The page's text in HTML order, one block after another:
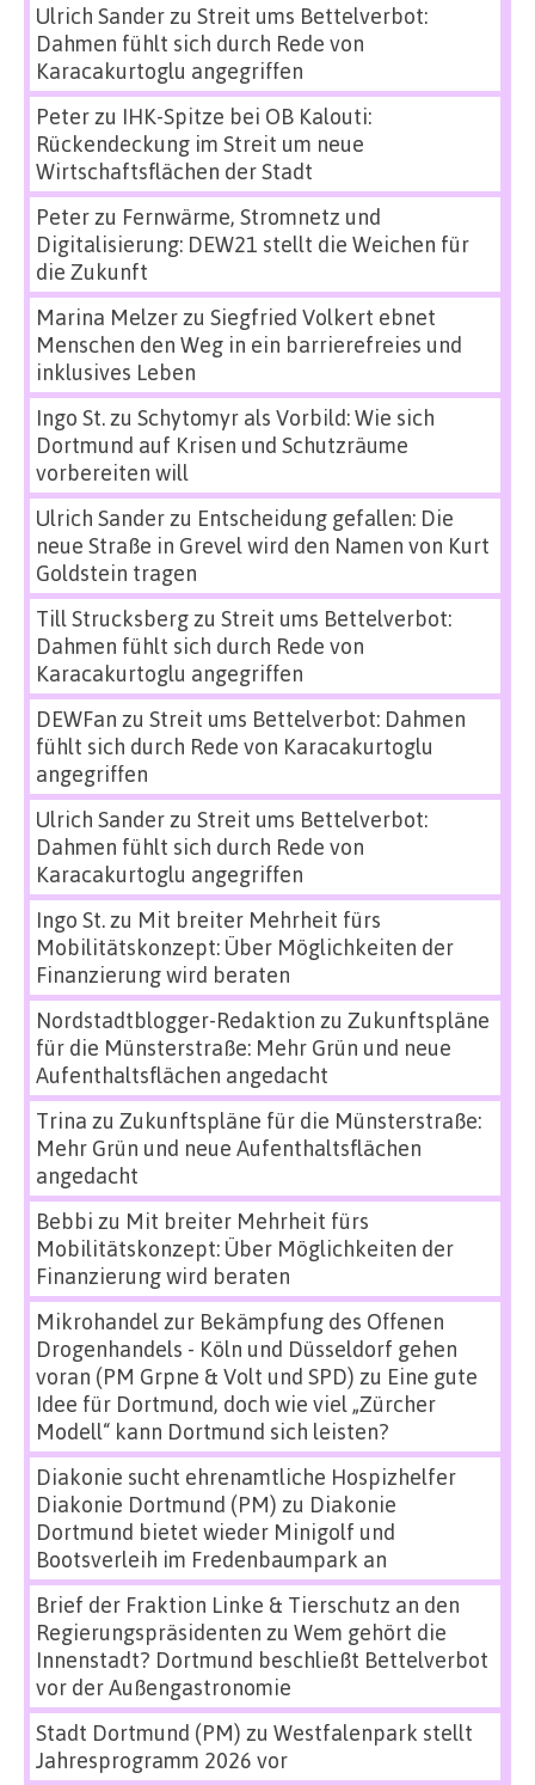
Ulrich Sanderzu Streit ums Bettelverbot:
Dahmen fühlt sich durch Rede von
Karacakurtoglu angegriffen
Peterzu IHK-Spitze bei OB Kalouti:
Rückendeckung im Streit um neue
Wirtschaftsflächen der Stadt
Peterzu Fernwärme, Stromnetz und
Digitalisierung: DEW21 stellt die Weichen für
die Zukunft
Marina Melzerzu Siegfried Volkert ebnet
Menschen den Weg in ein barrierefreies und
inklusives Leben
Ingo St.zu Schytomyr als Vorbild: Wie sich
Dortmund auf Krisen und Schutzräume
vorbereiten will
Ulrich Sanderzu Entscheidung gefallen: Die
neue Straße in Grevel wird den Namen von Kurt
Goldstein tragen
Till Strucksbergzu Streit ums Bettelverbot:
Dahmen fühlt sich durch Rede von
Karacakurtoglu angegriffen
DEWFan zu Streit ums Bettelverbot: Dahmen
fühlt sich durch Rede von Karacakurtoglu
angegriffen
Ulrich Sanderzu Streit ums Bettelverbot:
Dahmen fühlt sich durch Rede von
Karacakurtoglu angegriffen
Ingo St.zu Mit breiter Mehrheit fürs
Mobilitätskonzept: Über Möglichkeiten der
Finanzierung wird beraten
Nordstadtblogger-Redaktion zu Zukunftspläne
für die Münsterstraße: Mehr Grün und neue
Aufenthaltsflächen angedacht
Trina zu Zukunftspläne für die Münsterstraße:
Mehr Grün und neue Aufenthaltsflächen
angedacht
Bebbi zu Mit breiter Mehrheit fürs
Mobilitätskonzept: Über Möglichkeiten der
Finanzierung wird beraten
Mikrohandel zur Bekämpfung des Offenen
Drogenhandels - Köln und Düsseldorf gehen
voran (PM Grpne & Volt und SPD) zu Eine gute
Idee für Dortmund, doch wie viel „Zürcher
Modell“ kann Dortmund sich leisten?
Diakonie sucht ehrenamtliche Hospizhelfer
Diakonie Dortmund (PM) zu Diakonie
Dortmund bietet wieder Minigolf und
Bootsverleih im Fredenbaumpark an
Brief der Fraktion Linke & Tierschutz an den
Regierungspräsidenten zu Wem gehört die
Innenstadt? Dortmund beschließt Bettelverbot
vor der Außengastronomie
Stadt Dortmund (PM) zu Westfalenpark stellt
Jahresprogramm 2026 vor